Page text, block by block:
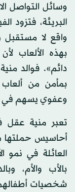
وسائل التواصل
البريئة، فتزود
واقع لا مستقبل
بهذه الألعاب
دائم». فوالد
بمأمن من
وعفوي يسهم في
تعبر منية عقل
أحاسيس حملتها
العائلة في نمو
بالأب والأم،
شخصيات